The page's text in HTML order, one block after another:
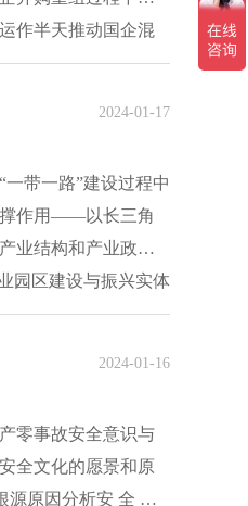
作半天推动国企混
2024-01-17
带一路”建设过程中
撑作用——以长三角
业结构和产业政策
园区建设与振兴实体
2024-01-16
零事故安全意识与
全文化的愿景和原
源原因分析安 全 指